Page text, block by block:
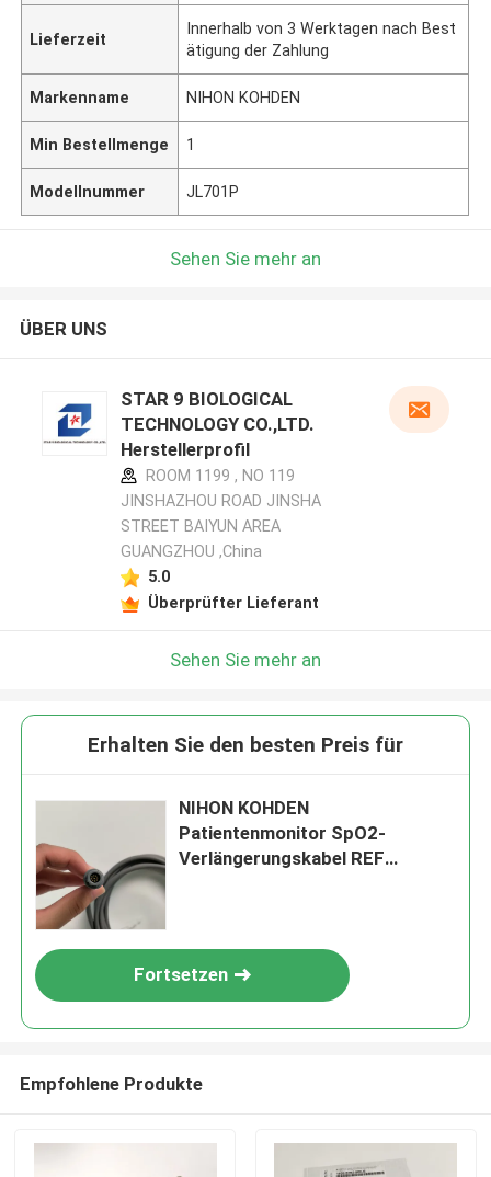
Lieferzeit
Innerhalb von 3 Werktagen nach Best
ätigung der Zahlung
Markenname NIHON KOHDEN
Min Bestellmenge 1
Modellnummer JL701P
Sehen Sie mehr an
ÜBER UNS
STAR 9 BIOLOGICAL
TECHNOLOGY CO.,LTD.
Herstellerprofil
ROOM 1199 , NO 119
JINSHAZHOU ROAD JINSHA
STREET BAIYUN AREA
GUANGZHOU ,China
5.0
Überprüfter Lieferant
Sehen Sie mehr an
Erhalten Sie den besten Preis für
NIHON KOHDEN
Patientenmonitor SpO2-
Verlängerungskabel REF
Fortsetzen
Empfohlene Produkte